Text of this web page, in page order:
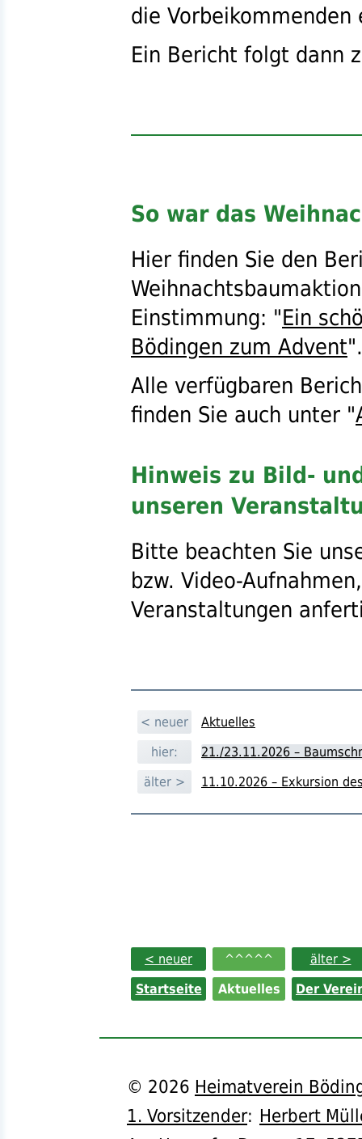
die Vorbeikommenden
Ein Bericht folgt dann
So war das
Hier finden Sie den
Einstimmung: "Ein
Bödingen zum Advent".
Alle verfügbaren
finden Sie auch unter "
Hinweis zu Bild-
unseren
Bitte beachten Sie
bzw. Video-
Veranstaltungen
< neuer
Aktuelles
hier:
21./23.11.2026 –
älter >
11.10.2026 – Exkursion
< neuer ^^^^^
älter >
Startseite
Aktuelles Der
© 2026 Heimatverein
1. Vorsitzender: Herbert